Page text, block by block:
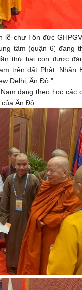
lễ chư Tôn đức
tâm (quận 6) đang
thứ hai con được
trên đất Phật. Nhân
Delhi, Ấn Độ."
đang theo học các
Ấn Độ.